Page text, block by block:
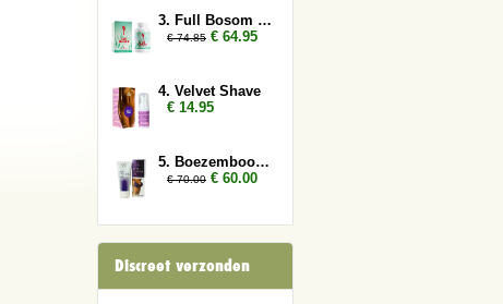
3. Full Bosom 3x
€ 74.85 € 64.95
4. Velvet Shave
€ 14.95
5. Boezembooster 2x
€ 70.00 € 60.00
Discreet verzonden